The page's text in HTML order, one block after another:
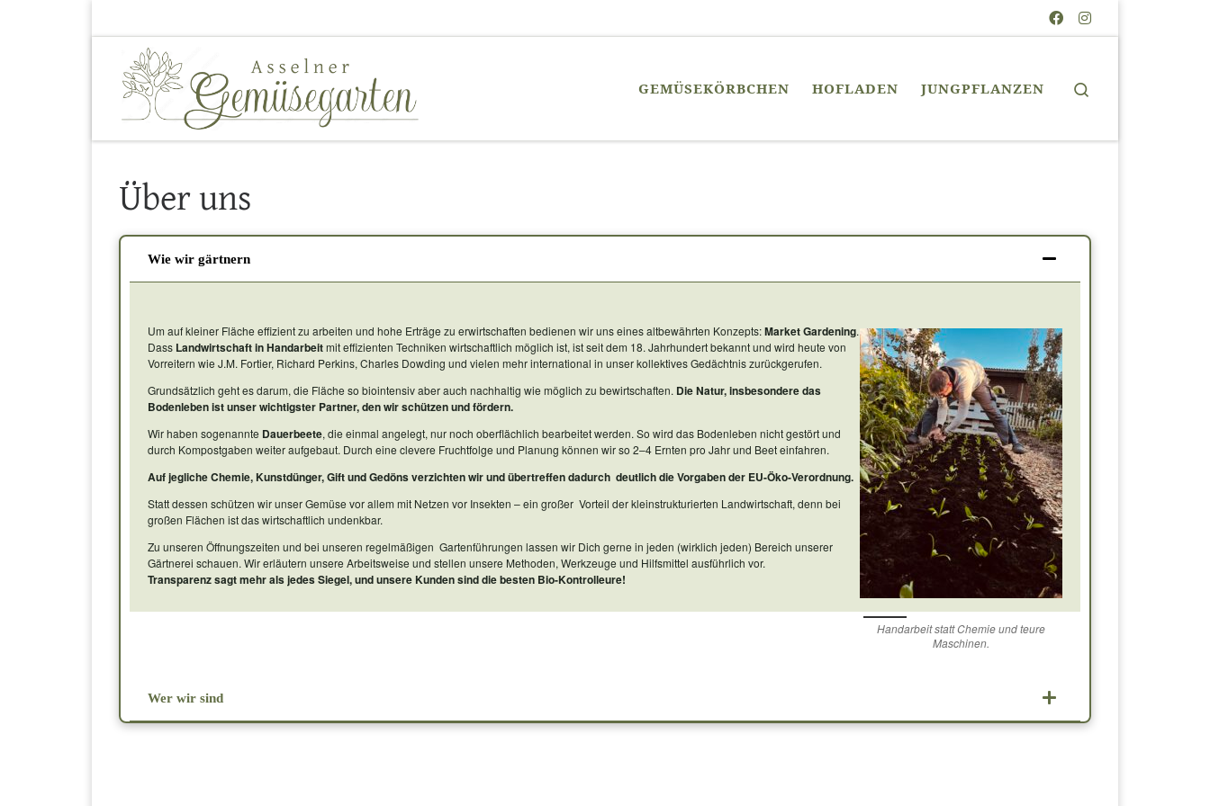
GEMÜSEKÖRBCHEN HOFLADEN JUNGPFLANZEN
Über uns
Wie wir gärtnern
Handarbeit statt Chemie und teure
Maschinen.
Um auf kleiner Fläche effizient zu arbeiten und hohe Erträge zu erwirtschaften bedienen wir uns eines altbewährten Konzepts:Market Gardening.
Dass Landwirtschaft in Handarbeitmit effizienten Techniken wirtschaftlich möglich ist, ist seit dem 18. Jahrhundert bekannt und wird heute von
Vorreitern wie J.M. Fortier, Richard Perkins, Charles Dowding und vielen mehr international in unser kollektives Gedächtnis zurückgerufen.
Grundsätzlich geht es darum, die Fläche so biointensiv aber auch nachhaltig wie möglich zu bewirtschaften. Die Natur, insbesondere das
Bodenleben ist unser wichtigster Partner, den wir schützen und fördern.
Wir haben sogenannte Dauerbeete, die einmal angelegt, nur noch oberflächlich bearbeitet werden. So wird das Bodenleben nicht gestört und
durch Kompostgaben weiter aufgebaut. Durch eine clevere Fruchtfolge und Planung können wir so 2–4 Ernten pro Jahr und Beet einfahren.
Auf jegliche Chemie, Kunstdünger, Gift und Gedöns verzichten wir und übertreffen dadurch deutlich die Vorgaben der EU-Öko-Verordnung.
Statt dessen schützen wir unser Gemüse vor allem mit Netzen vor Insekten – ein großer Vorteil der kleinstrukturierten Landwirtschaft, denn bei
großen Flächen ist das wirtschaftlich undenkbar.
Zu unseren Öffnungszeiten und bei unseren regelmäßigen Gartenführungen lassen wir Dich gerne in jeden (wirklich jeden) Bereich unserer
Gärtnerei schauen. Wir erläutern unsere Arbeitsweise und stellen unsere Methoden, Werkzeuge und Hilfsmittel ausführlich vor.
Transparenz sagt mehr als jedes Siegel, und unsere Kunden sind die besten Bio-Kontrolleure!
Wer wir sind